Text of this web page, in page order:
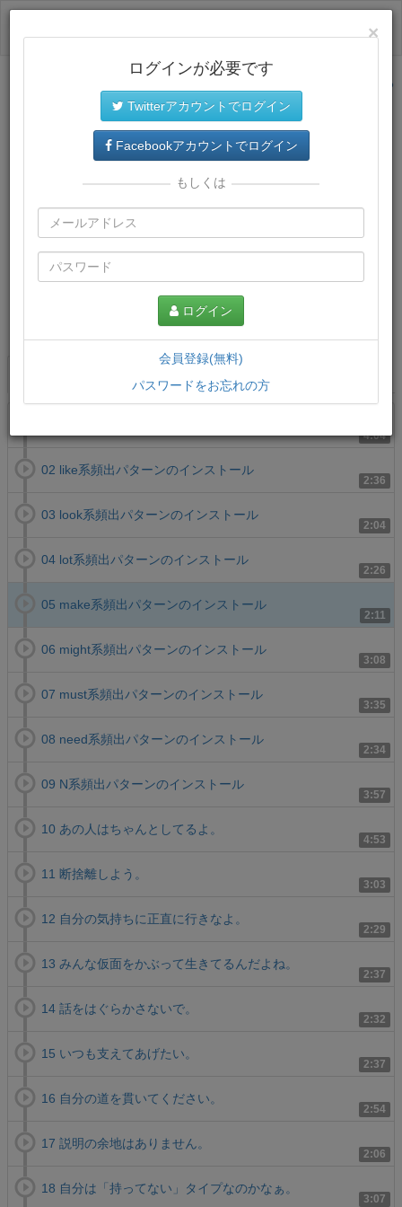
サイトトップに戻る
4:04
2:36
02 like系頻出パターンのインストール
2:04
03 look系頻出パターンのインストール
2:26
04 lot系頻出パターンのインストール
2:11
05 make系頻出パターンのインストール
3:08
06 might系頻出パターンのインストール
3:35
07 must系頻出パターンのインストール
2:34
08 need系頻出パターンのインストール
3:57
09 N系頻出パターンのインストール
4:53
10 あの人はちゃんとしてるよ。
3:03
11 断捨離しよう。
2:29
12 自分の気持ちに正直に行きなよ。
2:37
13 みんな仮面をかぶって生きてるんだよね。
2:32
14 話をはぐらかさないで。
2:37
15 いつも支えてあげたい。
2:54
16 自分の道を貫いてください。
2:06
17 説明の余地はありません。
3:07
18 自分は「持ってない」タイプなのかなぁ。
×
ログインが必要です
Twitterアカウントでログイン
Facebookアカウントでログイン
もしくは
ログイン
会員登録(無料)
パスワードをお忘れの方